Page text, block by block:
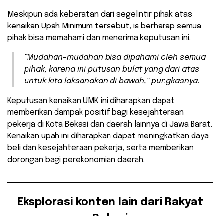
Meskipun ada keberatan dari segelintir pihak atas
kenaikan Upah Minimum tersebut, ia berharap semua
pihak bisa memahami dan menerima keputusan ini.
“Mudahan-mudahan bisa dipahami oleh semua
pihak, karena ini putusan bulat yang dari atas
untuk kita laksanakan di bawah,” pungkasnya.
Keputusan kenaikan UMK ini diharapkan dapat
memberikan dampak positif bagi kesejahteraan
pekerja di Kota Bekasi dan daerah lainnya di Jawa Barat.
Kenaikan upah ini diharapkan dapat meningkatkan daya
beli dan kesejahteraan pekerja, serta memberikan
dorongan bagi perekonomian daerah.
Eksplorasi konten lain dari Rakyat